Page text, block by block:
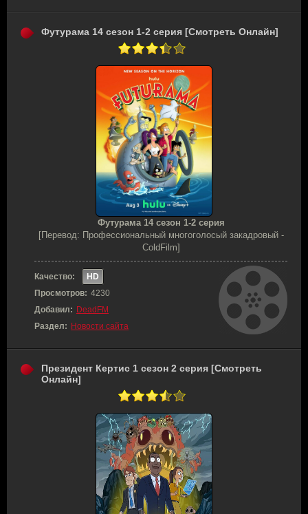
Футурама 14 сезон 1-2 серия [Смотреть Онлайн]
Футурама 14 сезон 1-2 серия
[Перевод: Профессиональный многоголосый закадровый -
ColdFilm]
Качество:
HD
Просмотров: 4230
Добавил: DeadFM
Раздел: Новости сайта
Президент Кертис 1 сезон 2 серия [Смотреть
Онлайн]